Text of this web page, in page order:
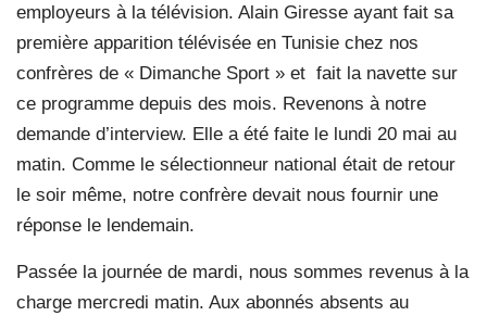
employeurs à la télévision. Alain Giresse ayant fait sa
première apparition télévisée en Tunisie chez nos
confrères de « Dimanche Sport » et fait la navette sur
ce programme depuis des mois. Revenons à notre
demande d’interview. Elle a été faite le lundi 20 mai au
matin. Comme le sélectionneur national était de retour
le soir même, notre confrère devait nous fournir une
réponse le lendemain.
Passée la journée de mardi, nous sommes revenus à la
charge mercredi matin. Aux abonnés absents au